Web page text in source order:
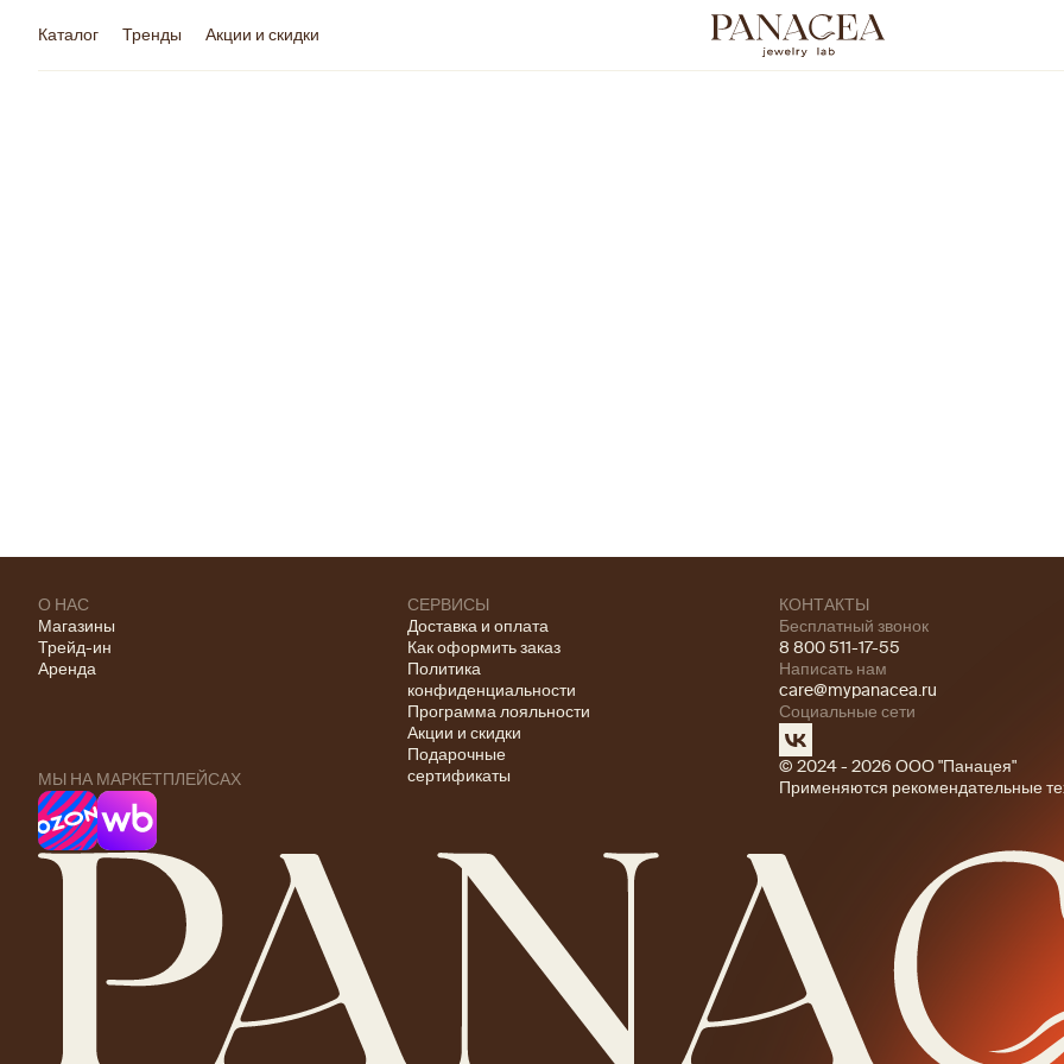
Каталог Тренды Акции и скидки
О НАС
Магазины
Трейд-ин
Аренда
МЫ НА МАРКЕТПЛЕЙСАХ
СЕРВИСЫ
Доставка и оплата
Как оформить заказ
Политика
конфиденциальности
Программа лояльности
Акции и скидки
Подарочные
сертификаты
КОНТАКТЫ
Бесплатный звонок
8 800 511-17-55
Написать нам
care@mypanacea.ru
Социальные сети
© 2024 - 2026 ООО "Панацея"
Применяются рекомендательные